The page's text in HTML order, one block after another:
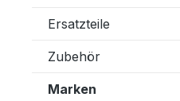
Ersatzteile
Zubehör
Marken